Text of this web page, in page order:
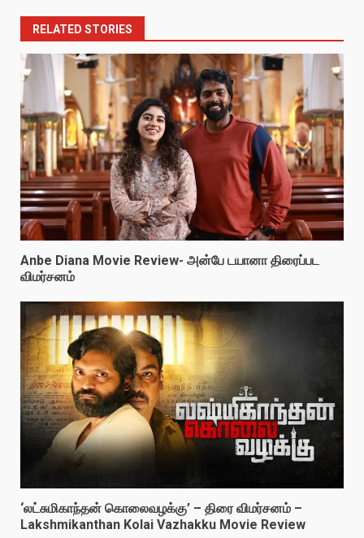
RELATED STORIES
Anbe Diana Movie Review- அன்பே டயானா திரைப்பட
விமர்சனம்
‘லட்சுமிகாந்தன் கொலைவழக்கு’ – திரை விமர்சனம் –
Lakshmikanthan Kolai Vazhakku Movie Review